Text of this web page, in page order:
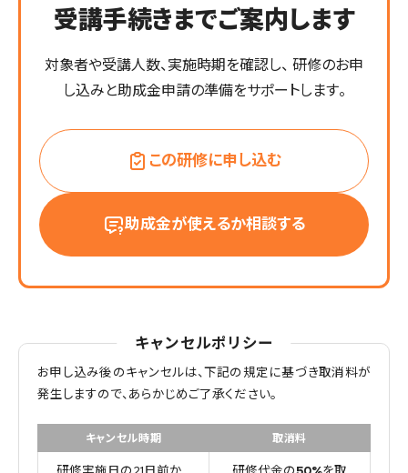
受講手続きまでご案内します
対象者や受講人数、実施時期を確認し、 研修のお申
し込みと助成金申請の準備をサポートします。
この研修に申し込む
助成金が使えるか相談する
キャンセルポリシー
お申し込み後のキャンセルは、下記の規定に基づき取消料が
発生しますので、あらかじめご了承ください。
キャンセル時期 取消料